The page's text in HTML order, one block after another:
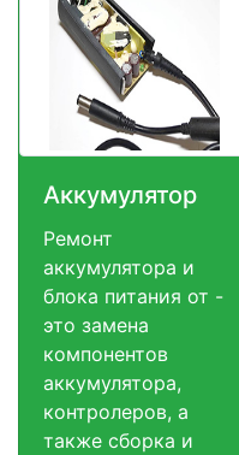
Аккумулятор
Ремонт
аккумулятора и
блока питания от -
это замена
компонентов
аккумулятора,
контролеров, а
также сборка и